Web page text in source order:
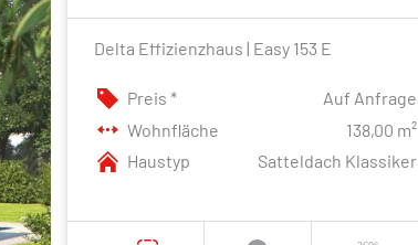
Delta Effizienzhaus | Easy 153 E
Preis *
Auf Anfrage
Wohnfläche
138,00 m²
Haustyp
Satteldach Klassiker